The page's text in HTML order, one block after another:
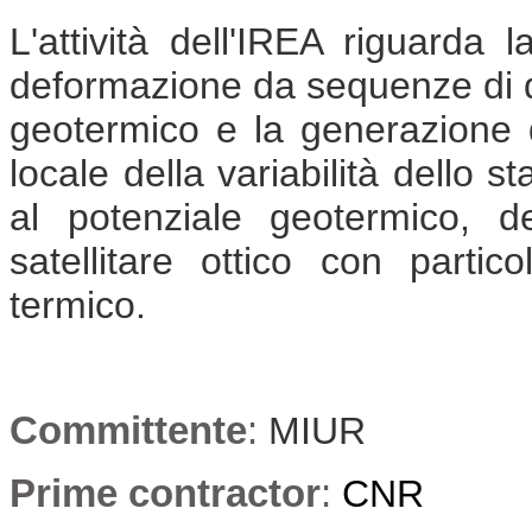
L'attività dell'IREA riguarda
deformazione da sequenze
geotermico e la
locale della variabilità dello
al potenziale geotermico,
satellitare ottico con
termico.
Committente: MIUR
Prime contractor: CNR